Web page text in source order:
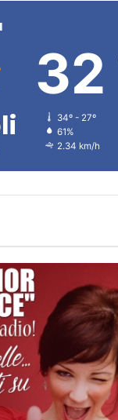
32
34º - 27º
61%
2.34 km/h